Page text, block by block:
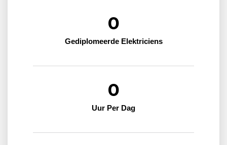
Gediplomeerde Elektriciens
0
Uur Per Dag
0